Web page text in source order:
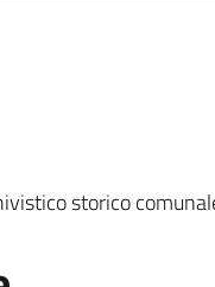
storico